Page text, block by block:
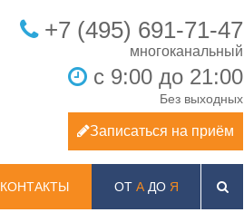
+7 (495) 691-71-47
с 9:00 до 21:00
Без выходных
Записаться на приём
КОНТАКТЫ ОТ АДО Я